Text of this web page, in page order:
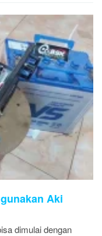
Aki
dimulai dengan